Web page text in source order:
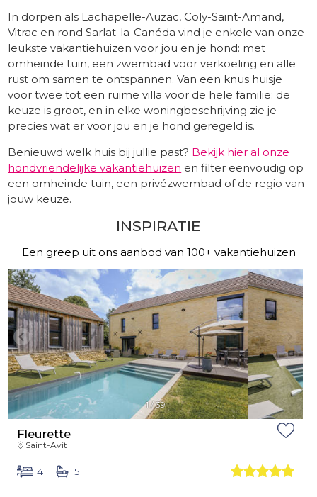
In dorpen als Lachapelle-Auzac, Coly-Saint-Amand,
Vitrac en rond Sarlat-la-Canéda vind je enkele van onze
leukste vakantiehuizen voor jou en je hond: met
omheinde tuin, een zwembad voor verkoeling en alle
rust om samen te ontspannen. Van een knus huisje
voor twee tot een ruime villa voor de hele familie: de
keuze is groot, en in elke woningbeschrijving zie je
precies wat er voor jou en je hond geregeld is.
Benieuwd welk huis bij jullie past? Bekijk hier al onze
hondvriendelijke vakantiehuizen en filter eenvoudig op
een omheinde tuin, een privézwembad of de regio van
jouw keuze.
INSPIRATIE
Een greep uit ons aanbod van 100+ vakantiehuizen
1/39
Fleurette
Saint-Avit
4 5